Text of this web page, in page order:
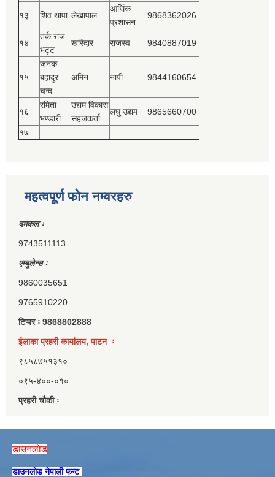
१३ शिव थापा लेखापाल
आर्थिक
प्रशासन
9868362026
१४
तर्क राज
भट्ट
खरिदार राजस्‍व 9840887019
१५
जनक
बहादुर
चन्द
अमिन नापी 9844160654
१६
रमिता
भण्डारी
उद्यम विकास
सहजकर्ता
लघु उद्यम 9865660700
१७
महत्वपूर्ण फोन नम्वरहरु
दमकल ः
9743511113
एम्बुलेन्स ः
9860035651
9765910220
टिप्पर ः 9868802888
ईलाका प्रहरी कार्यालय, पाटन ः
९८५८७५१३१०
०९५-४००-०१०
प्रहरी चौकी ः
डाउनलाेड
डाउनलाेड नेपाली फन्ट